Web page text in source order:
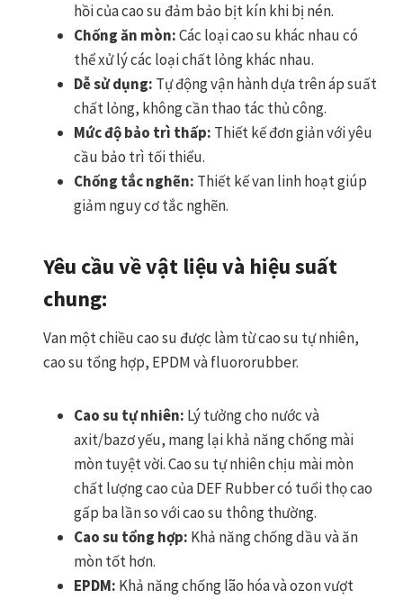
hồi của cao su đảm bảo bịt kín khi bị nén.
Chống ăn mòn:Các loại cao su khác nhau có
thể xử lý các loại chất lỏng khác nhau.
Dễ sử dụng: Tự động vận hành dựa trên áp suất
chất lỏng, không cần thao tác thủ công.
Mức độ bảo trì thấp: Thiết kế đơn giản với yêu
cầu bảo trì tối thiểu.
Chống tắc nghẽn: Thiết kế van linh hoạt giúp
giảm nguy cơ tắc nghẽn.
Yêu cầu về vật liệu và hiệu suất
chung:
Van một chiều cao su được làm từ cao su tự nhiên,
cao su tổng hợp, EPDM và fluororubber.
Cao su tự nhiên: Lý tưởng cho nước và
axit/bazơ yếu, mang lại khả năng chống mài
mòn tuyệt vời. Cao su tự nhiên chịu mài mòn
chất lượng cao của DEF Rubber có tuổi thọ cao
gấp ba lần so với cao su thông thường.
Cao su tổng hợp: Khả năng chống dầu và ăn
mòn tốt hơn.
EPDM: Khả năng chống lão hóa và ozon vượt